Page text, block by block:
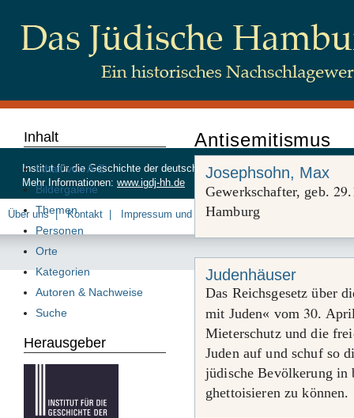
Antisemitismus
Josephsohn, Max
Gewerkschafter, geb. 29.
Hamburg
Judenhäuser
Das Reichsgesetz über
mit Juden« vom 30.
Mieterschutz und die
Juden auf und schuf so
jüdische Bevölkerung in
ghettoisieren zu können.
Inhalt
Inhalt von A-Z
Bildergalerie
Themen
Personen
Orte
Kategorien
Autoren & Nachweise
Suche
Herausgeber
Institut für die Geschichte der deutschen Juden, Beim Schlump 83,
Mehr Informationen: www.igdj-hh.de
Über uns Kontakt Impressum und Datenschutz